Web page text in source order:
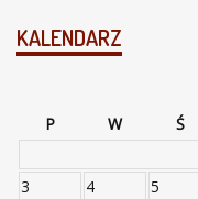
KALENDARZ
P
W Ś
3
4 5